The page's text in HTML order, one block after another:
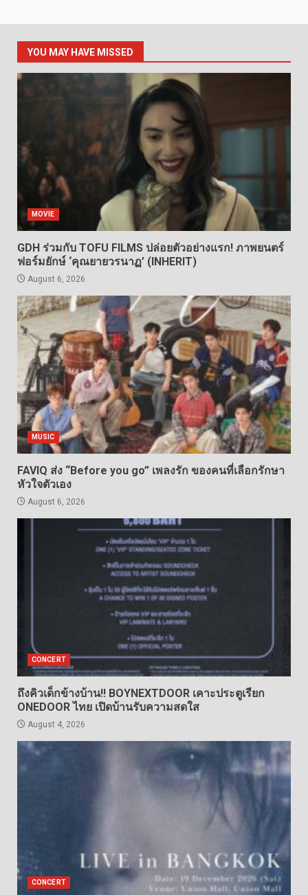
YOU MAY HAVE MISSED
MOVIE
GDH ร่วมกับ TOFU FILMS ปล่อยตัวอย่างแรก! ภาพยนตร์
ฟอร์มยักษ์ ‘คุณยายวรนาฏ’ (INHERIT)
August 6, 2026
MUSIC
FAVIQ ส่ง “Before you go” เพลงรัก ของคนที่เลือกรักษา
หัวใจตัวเอง
August 6, 2026
CONCERT
ถึงคิวเด็กข้างบ้าน!! BOYNEXTDOOR เคาะประตูเรียก
ONEDOOR ไทย เปิดบ้านรับความสดใส
August 4, 2026
CONCERT